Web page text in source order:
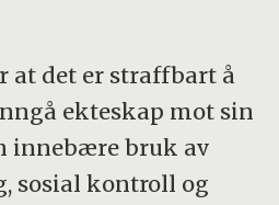
at det er straffbart å
ekteskap mot sin
innebære bruk av
sosial kontroll og